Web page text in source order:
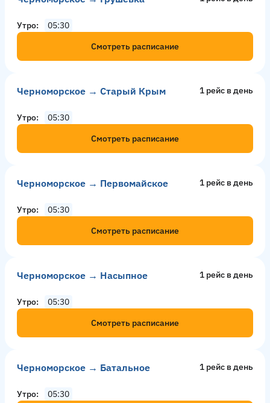
Утро
05:30
Смотреть расписание
Черноморское → Старый Крым 1 рейс в день
Утро
05:30
Смотреть расписание
Черноморское → Первомайское 1 рейс в день
Утро
05:30
Смотреть расписание
Черноморское → Насыпное 1 рейс в день
Утро
05:30
Смотреть расписание
Черноморское → Батальное 1 рейс в день
Утро
05:30